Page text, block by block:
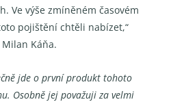
Ve výše zmíněném časovém
pojištění chtěli nabízet,“
Káňa.
jde o první produkt tohoto
Osobně jej považuji za velmi